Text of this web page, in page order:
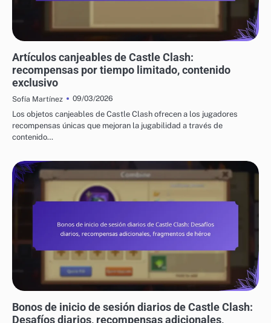
Artículos canjeables de Castle Clash:
recompensas por tiempo limitado, contenido
exclusivo
Sofía Martínez
09/03/2026
Los objetos canjeables de Castle Clash ofrecen a los jugadores
recompensas únicas que mejoran la jugabilidad a través de
contenido…
Bonos de inicio de sesión diarios de Castle Clash:
Desafíos diarios, recompensas adicionales,